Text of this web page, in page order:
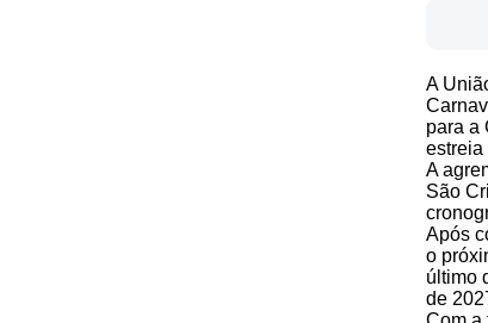
A
para a
estreia
A
São
Após
o
último
de